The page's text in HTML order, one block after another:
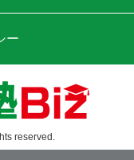
ー
reserved.